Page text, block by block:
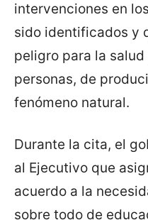
intervenciones en
sido identificados y
peligro para la
personas, de
fenómeno natural.
Durante la cita, el
al Ejecutivo que
acuerdo a la
sobre todo de